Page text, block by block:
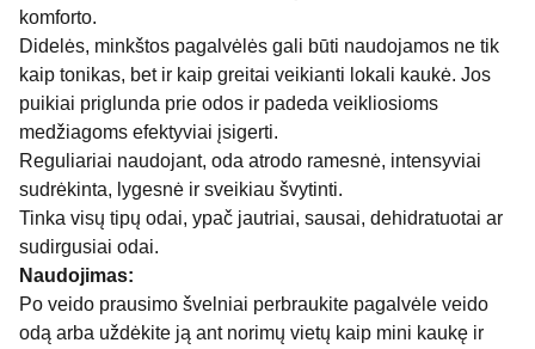
komforto.
Didelės, minkštos pagalvėlės gali būti naudojamos ne tik
kaip tonikas, bet ir kaip greitai veikianti lokali kaukė. Jos
puikiai priglunda prie odos ir padeda veikliosioms
medžiagoms efektyviai įsigerti.
Reguliariai naudojant, oda atrodo ramesnė, intensyviai
sudrėkinta, lygesnė ir sveikiau švytinti.
Tinka visų tipų odai, ypač jautriai, sausai, dehidratuotai ar
sudirgusiai odai.
Naudojimas:
Po veido prausimo švelniai perbraukite pagalvėle veido
odą arba uždėkite ją ant norimų vietų kaip mini kaukę ir